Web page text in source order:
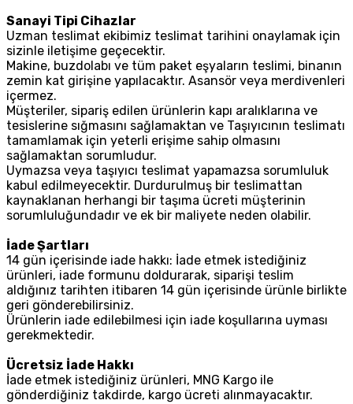
Sanayi Tipi Cihazlar
Uzman teslimat ekibimiz teslimat tarihini onaylamak için
sizinle iletişime geçecektir.
Makine, buzdolabı ve tüm paket eşyaların teslimi, binanın
zemin kat girişine yapılacaktır. Asansör veya merdivenleri
içermez.
Müşteriler, sipariş edilen ürünlerin kapı aralıklarına ve
tesislerine sığmasını sağlamaktan ve Taşıyıcının teslimatı
tamamlamak için yeterli erişime sahip olmasını
sağlamaktan sorumludur.
Uymazsa veya taşıyıcı teslimat yapamazsa sorumluluk
kabul edilmeyecektir. Durdurulmuş bir teslimattan
kaynaklanan herhangi bir taşıma ücreti müşterinin
sorumluluğundadır ve ek bir maliyete neden olabilir.
İade Şartları
14 gün içerisinde iade hakkı: İade etmek istediğiniz
ürünleri, iade formunu doldurarak, siparişi teslim
aldığınız tarihten itibaren 14 gün içerisinde ürünle birlikte
geri gönderebilirsiniz.
Ürünlerin iade edilebilmesi için iade koşullarına uyması
gerekmektedir.
Ücretsiz İade Hakkı
İade etmek istediğiniz ürünleri, MNG Kargo ile
gönderdiğiniz takdirde, kargo ücreti alınmayacaktır.